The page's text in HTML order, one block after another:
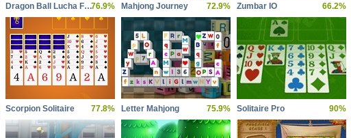
Dragon Ball Lucha Feroz 276.9% Mahjong Journey 72.9% Zumbar IO 66.2%
Scorpion Solitaire 77.8% Letter Mahjong 75.9% Solitaire Pro 90%